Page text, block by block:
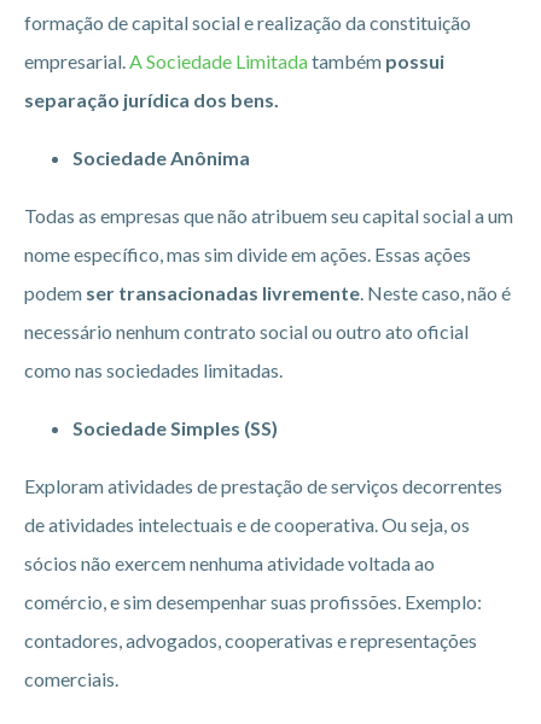
formação de capital social e realização da constituição
empresarial.A Sociedade Limitadatambém possui
separação jurídica dos bens.
Sociedade Anônima
Todas as empresas que não atribuem seu capital social a um
nome específico, mas sim divide em ações. Essas ações
podem ser transacionadas livremente. Neste caso, não é
necessário nenhum contrato social ou outro ato oficial
como nas sociedades limitadas.
Sociedade Simples (SS)
Exploram atividades de prestação de serviços decorrentes
de atividades intelectuais e de cooperativa. Ou seja, os
sócios não exercem nenhuma atividade voltada ao
comércio, e sim desempenhar suas profissões. Exemplo:
contadores, advogados, cooperativas e representações
comerciais.